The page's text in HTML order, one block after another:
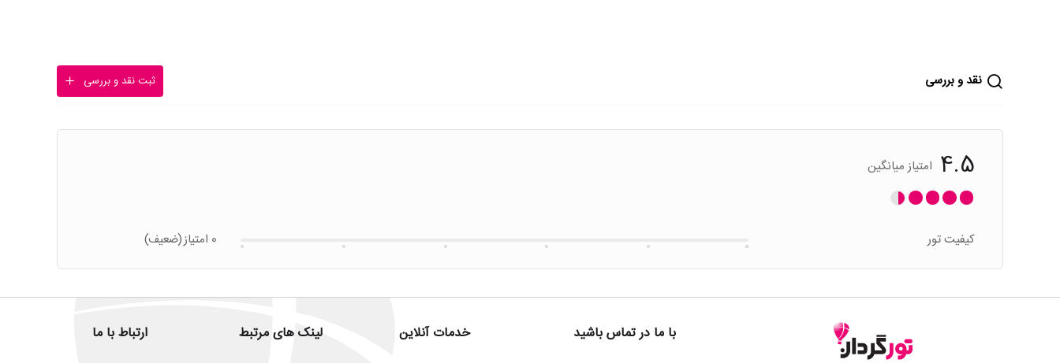
نقد و بررسی ثبت نقد و بررسی
4.5 امتیاز میانگین
کیفیت تور 0 امتیاز (ضعیف)
با ما در تماس باشید خدمات آنلاین لینک های مرتبط ارتباط با ما